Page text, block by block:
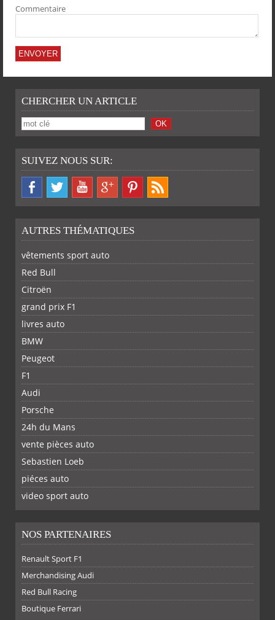
SUR SUR SUR SUR
Commentaire
CHERCHER UN ARTICLE
SUIVEZ NOUS SUR:
FACEBOOKTWITTER
AUTRES THÉMATIQUES
vêtements sport auto
Red Bull
Citroën
grand prix F1
livres auto
BMW
Peugeot
F1
Audi
Porsche
24h du Mans
vente pièces auto
Sebastien Loeb
piéces auto
video sport auto
NOS PARTENAIRES
Renault Sport F1
Merchandising Audi
Red Bull Racing
Boutique Ferrari